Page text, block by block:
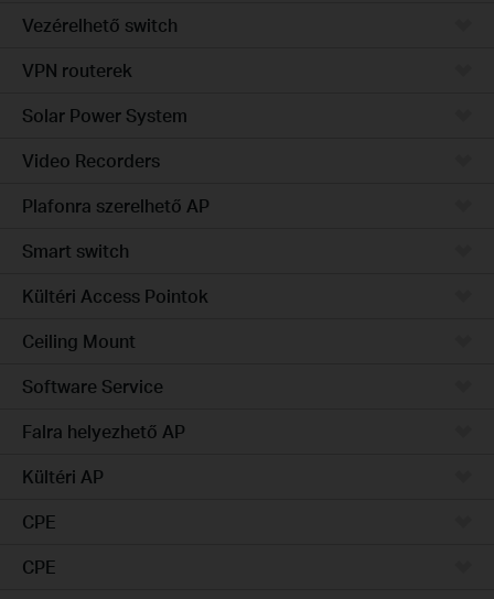
Vezérelhető switch
VPN routerek
Solar Power System
Video Recorders
Plafonra szerelhető AP
Smart switch
Kültéri Access Pointok
Ceiling Mount
Software Service
Falra helyezhető AP
Kültéri AP
CPE
CPE